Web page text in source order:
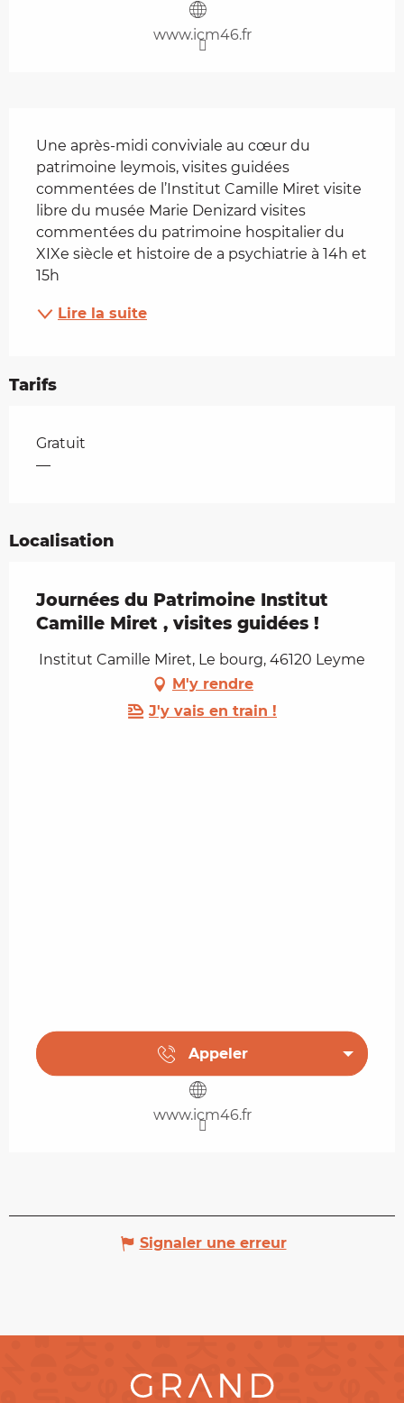
www.icm46.fr
Une après-midi conviviale au cœur du
patrimoine leymois, visites guidées
commentées de l’Institut Camille Miret visite
libre du musée Marie Denizard visites
commentées du patrimoine hospitalier du
XIXe siècle et histoire de a psychiatrie à 14h et
15h
Lire la suite
Tarifs
Tarifs 2026
Gratuit
—
Localisation
Journées du Patrimoine Institut
Camille Miret , visites guidées !
Institut Camille Miret, Le bourg, 46120 Leyme
M'y rendre
J'y vais en train !
Appeler
www.icm46.fr
Signaler une erreur